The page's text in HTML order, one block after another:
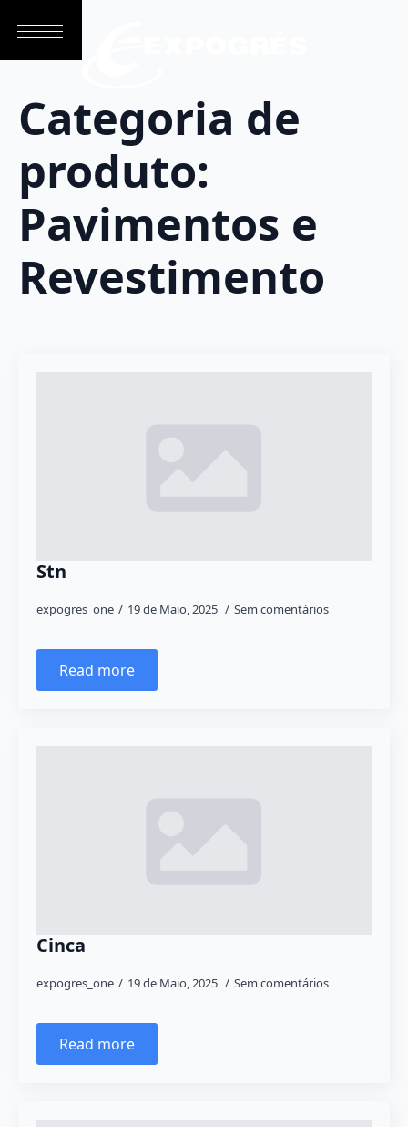
Categoria de
produto:
Pavimentos e
Revestimento
Stn
expogres_one 19 de Maio, 2025 Sem comentários
Read more
Cinca
expogres_one 19 de Maio, 2025 Sem comentários
Read more